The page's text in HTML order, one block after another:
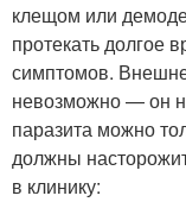
клещом или
протекать долгое
симптомов.
невозможно — он
паразита можно
должны
в клинику: